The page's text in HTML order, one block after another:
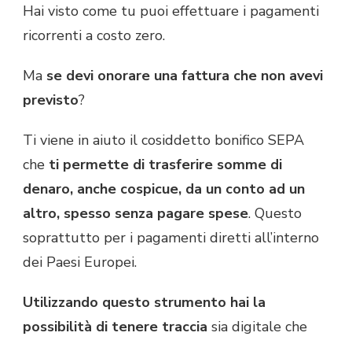
Hai visto come tu puoi effettuare i pagamenti
ricorrenti a costo zero.
Ma se devi onorare una fattura che non avevi
previsto?
Ti viene in aiuto il cosiddetto bonifico SEPA
che ti permette di trasferire somme di
denaro, anche cospicue, da un conto ad un
altro, spesso senza pagare spese. Questo
soprattutto per i pagamenti diretti all’interno
dei Paesi Europei.
Utilizzando questo strumento hai la
possibilità di tenere traccia sia digitale che